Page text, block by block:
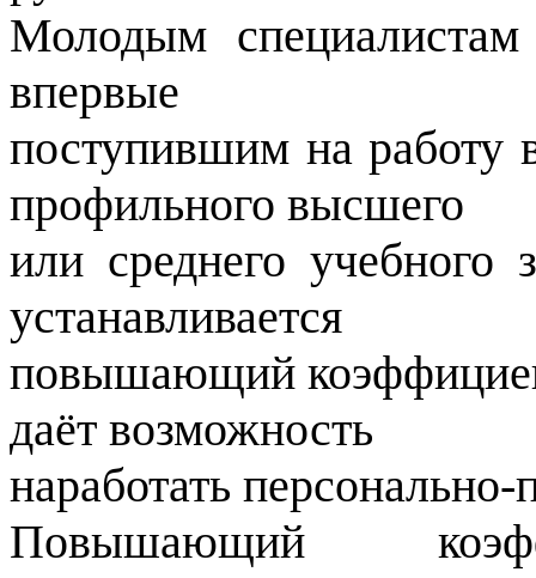
Молодым специалистам
впервые
поступившим на работу
профильного высшего
или среднего учебного
устанавливается
повышающий
даёт возможность
наработать
Повышающий